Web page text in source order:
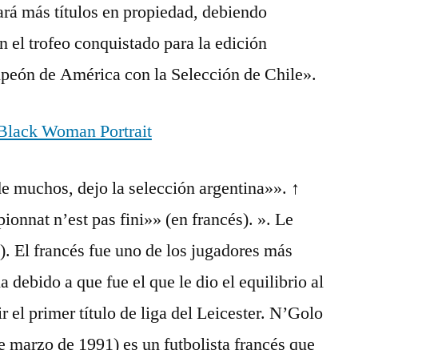
más títulos en propiedad, debiendo
el trofeo conquistado para la edición
de América con la Selección de Chile».
muchos, dejo la selección argentina»». ↑
n’est pas fini»» (en francés). ». Le
El francés fue uno de los jugadores más
debido a que fue el que le dio el equilibrio al
el primer título de liga del Leicester. N’Golo
marzo de 1991) es un futbolista francés que